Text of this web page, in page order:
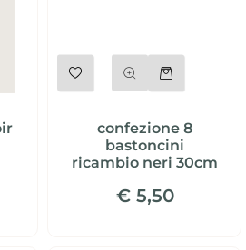
confezione 8
bastoncini
ricambio neri 30cm
€ 5,50